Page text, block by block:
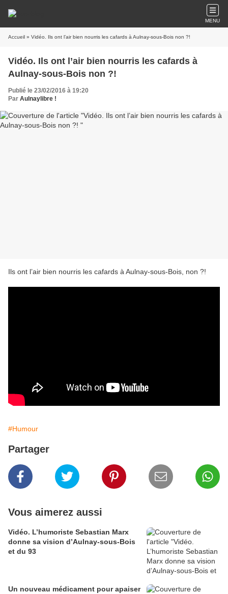
MENU
Accueil » Vidéo. Ils ont l’air bien nourris les cafards à Aulnay-sous-Bois non ?!
Vidéo. Ils ont l’air bien nourris les cafards à
Aulnay-sous-Bois non ?!
Publié le 23/02/2016 à 19:20
Par Aulnaylibre !
Ils ont l’air bien nourris les cafards à Aulnay-sous-Bois, non ?!
#Humour
Partager
Vous aimerez aussi
Vidéo. L’humoriste Sebastian Marx
donne sa vision d’Aulnay-sous-Bois
et du 93
Un nouveau médicament pour apaiser